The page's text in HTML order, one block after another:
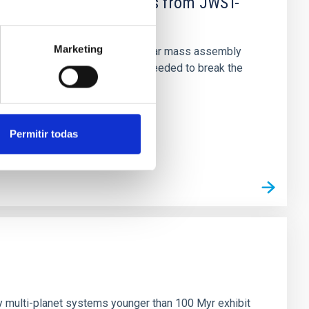
Marketing
Permitir todas
formation quenching and stellar mass assembly
However, spectroscopy is needed to break the
planet systems younger than 100 Myr exhibit